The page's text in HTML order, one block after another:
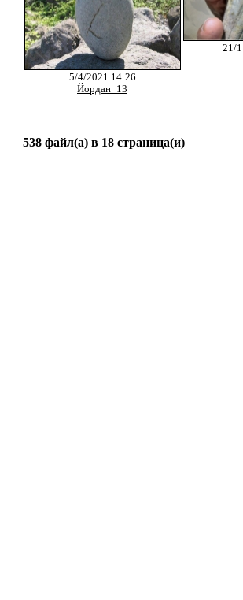
5/4/2021 14:26
Йордан_13
21/
538 файл(а) в 18 страница(и)